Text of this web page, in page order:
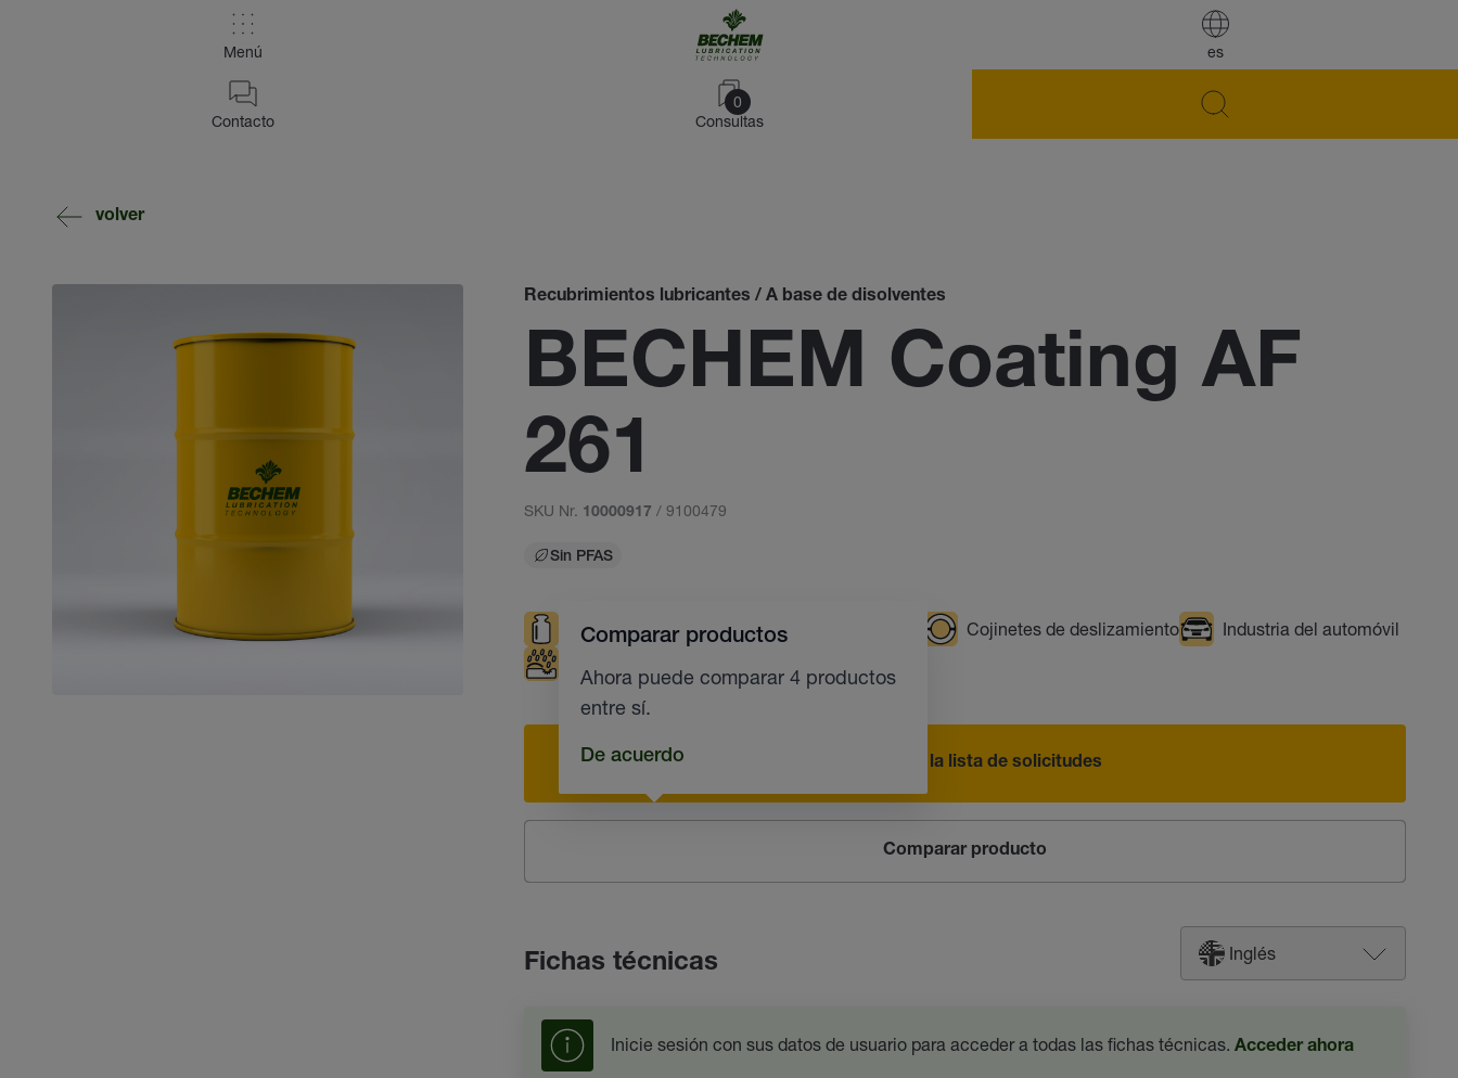
es
Menú
0
Consultas
Contacto
volver
Recubrimientos lubricantes / A base de disolventes
BECHEM Coating AF
261
SKU Nr. 10000917 / 9100479
Sin PFAS
Cargas elevadas Temperaturas elevadas Cojinetes de deslizamiento
Industria del automóvil
Añadir a la lista de solicitudes
Comparar producto
Comparar productos
Ahora puede comparar 4 productos
entre sí.
De acuerdo
Fichas técnicas Inglés
Inicie sesión con sus datos de usuario para acceder a todas las fichas técnicas. Acceder ahora